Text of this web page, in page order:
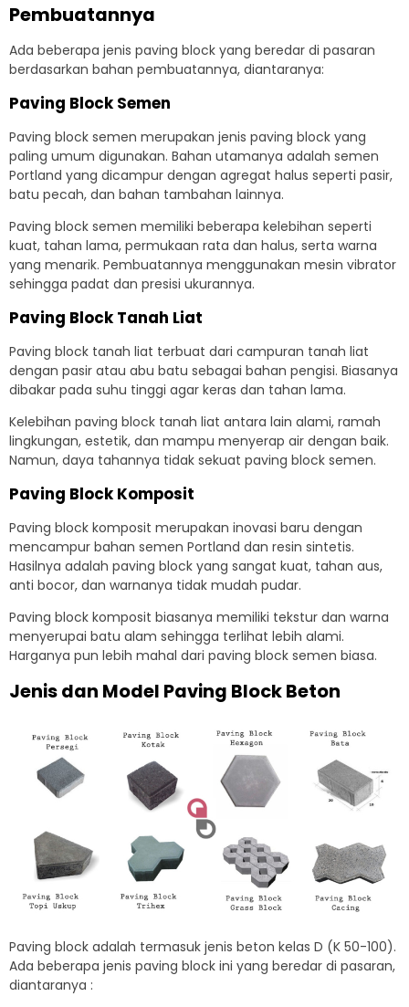
Pembuatannya
Ada beberapa jenis paving block yang beredar di pasaran
berdasarkan bahan pembuatannya, diantaranya:
Paving Block Semen
Paving block semen merupakan jenis paving block yang
paling umum digunakan. Bahan utamanya adalah semen
Portland yang dicampur dengan agregat halus seperti pasir,
batu pecah, dan bahan tambahan lainnya.
Paving block semen memiliki beberapa kelebihan seperti
kuat, tahan lama, permukaan rata dan halus, serta warna
yang menarik. Pembuatannya menggunakan mesin vibrator
sehingga padat dan presisi ukurannya.
Paving Block Tanah Liat
Paving block tanah liat terbuat dari campuran tanah liat
dengan pasir atau abu batu sebagai bahan pengisi. Biasanya
dibakar pada suhu tinggi agar keras dan tahan lama.
Kelebihan paving block tanah liat antara lain alami, ramah
lingkungan, estetik, dan mampu menyerap air dengan baik.
Namun, daya tahannya tidak sekuat paving block semen.
Paving Block Komposit
Paving block komposit merupakan inovasi baru dengan
mencampur bahan semen Portland dan resin sintetis.
Hasilnya adalah paving block yang sangat kuat, tahan aus,
anti bocor, dan warnanya tidak mudah pudar.
Paving block komposit biasanya memiliki tekstur dan warna
menyerupai batu alam sehingga terlihat lebih alami.
Harganya pun lebih mahal dari paving block semen biasa.
Jenis dan Model Paving Block Beton
Paving block adalah termasuk jenis beton kelas D (K 50-100).
Ada beberapa jenis paving block ini yang beredar di pasaran,
diantaranya :